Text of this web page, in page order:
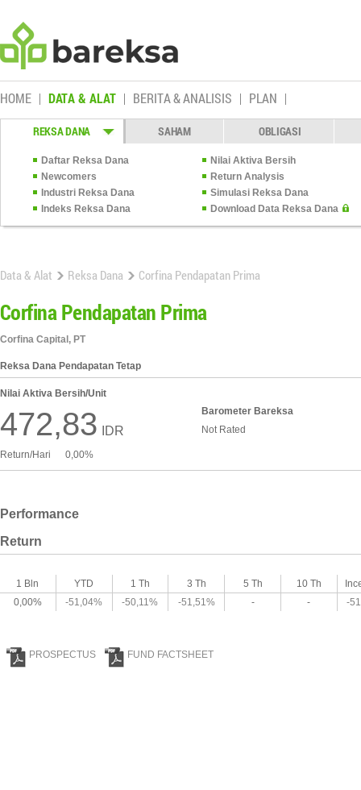
HOME DATA & ALAT BERITA & ANALISIS PLAN
REKSA DANA SAHAM OBLIGASI
Daftar Reksa Dana
Nilai Aktiva Bersih
Newcomers
Return Analysis
Industri Reksa Dana
Simulasi Reksa Dana
Indeks Reksa Dana
Download Data Reksa Dana
Data & Alat Reksa Dana Corfina Pendapatan Prima
Corfina Pendapatan Prima
Corfina Capital, PT
Reksa Dana Pendapatan Tetap
Nilai Aktiva Bersih/Unit
472,83 IDR
Barometer Bareksa
Not Rated
Return/Hari 0,00%
Performance
Return
1 Bln YTD 1 Th 3 Th 5 Th 10 Th
0,00%
-51,04% -50,11% -51,51% - - -
PROSPECTUS FUND FACTSHEET